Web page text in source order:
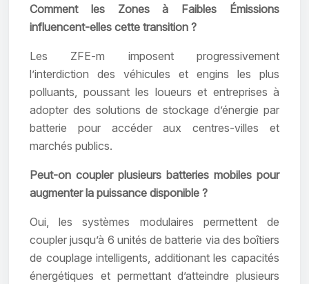
Comment les Zones à Faibles Émissions
influencent-elles cette transition ?
Les ZFE-m imposent progressivement
l’interdiction des véhicules et engins les plus
polluants, poussant les loueurs et entreprises à
adopter des solutions de stockage d’énergie par
batterie pour accéder aux centres-villes et
marchés publics.
Peut-on coupler plusieurs batteries mobiles pour
augmenter la puissance disponible ?
Oui, les systèmes modulaires permettent de
coupler jusqu’à 6 unités de batterie via des boîtiers
de couplage intelligents, additionant les capacités
énergétiques et permettant d’atteindre plusieurs